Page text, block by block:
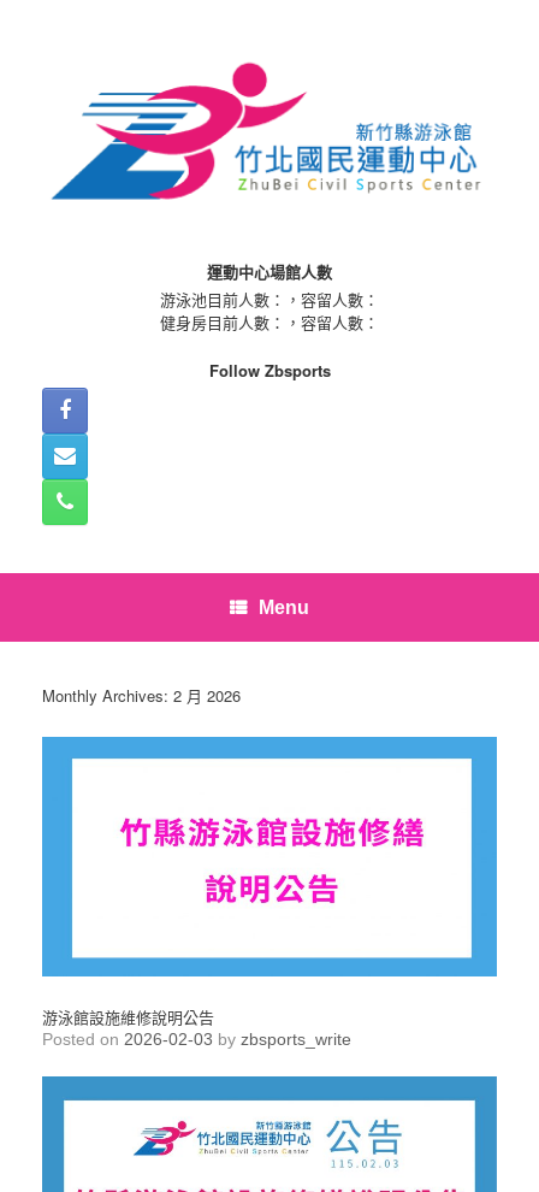
運動中心場館人數
游泳池目前人數：
，容留人數：
健身房目前人數：
，容留人數：
Follow Zbsports
Menu
Monthly Archives: 2 月 2026
游泳館設施維修說明公告
Posted on 2026-02-03 by zbsports_write